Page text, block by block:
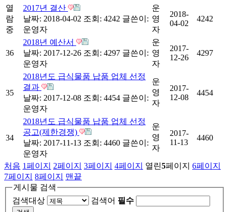
열
람
중
2017년 결산
날짜: 2018-04-02 조회: 4242 글쓴이:
운영자
운
영
자
2018-
04-02
4242
36
2018년 예산서
날짜: 2017-12-26 조회: 4297 글쓴이:
운영자
운
영
자
2017-
12-26
4297
35
2018년도 급식물품 납품 업체 선정
결과
날짜: 2017-12-08 조회: 4454 글쓴이:
운영자
운
영
자
2017-
12-08
4454
34
2018년도 급식물품 납품 업체 선정
공고(제한경쟁)
날짜: 2017-11-13 조회: 4460 글쓴이:
운영자
운
영
자
2017-
11-13
4460
처음 1페이지 2페이지 3페이지 4페이지 열린5페이지 6페이지
7페이지 8페이지
맨끝
게시물 검색
검색대상
검색어 필수